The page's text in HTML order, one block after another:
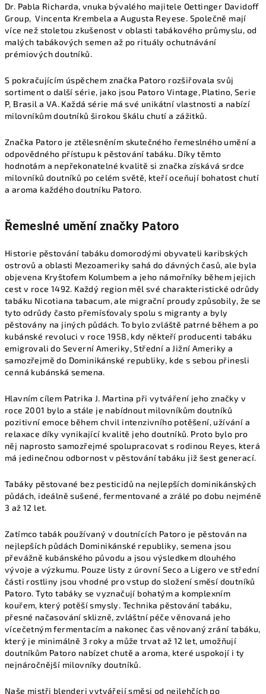
Dr. Pabla Richarda, vnuka bývalého majitele Oettinger Davidoff
Group, Vincenta Krembela a Augusta Reyese. Společně mají
více než stoletou zkušenost v oblasti tabákového průmyslu, od
malých tabákových semen až po rituály ochutnávání
prémiových doutníků.
S pokračujícím úspěchem značka Patoro rozšiřovala svůj
sortiment o další série, jako jsou Patoro Vintage, Platino, Serie
P, Brasil a VA. Každá série má své unikátní vlastnosti a nabízí
milovníkům doutníků širokou škálu chutí a zážitků.
Značka Patoro je ztělesněním skutečného řemeslného umění a
odpovědného přístupu k pěstování tabáku. Díky těmto
hodnotám a nepřekonatelné kvalitě si značka získává srdce
milovníků doutníků po celém světě, kteří oceňují bohatost chutí
a aroma každého doutníku Patoro.
Řemeslné umění značky Patoro
Historie pěstování tabáku domorodými obyvateli karibských
ostrovů a oblasti Mezoameriky sahá do dávných časů, ale byla
objevena Kryštofem Kolumbem a jeho námořníky během jejich
cest v roce 1492. Každý region měl své charakteristické odrůdy
tabáku Nicotiana tabacum, ale migrační proudy způsobily, že se
tyto odrůdy často přemísťovaly spolu s migranty a byly
pěstovány na jiných půdách. To bylo zvláště patrné během a po
kubánské revoluci v roce 1958, kdy někteří producenti tabáku
emigrovali do Severní Ameriky, Střední a Jižní Ameriky a
samozřejmě do Dominikánské republiky, kde s sebou přinesli
cenná kubánská semena.
Hlavním cílem Patrika J. Martina při vytváření jeho značky v
roce 2001 bylo a stále je nabídnout milovníkům doutníků
pozitivní emoce během chvil intenzivního potěšení, užívání a
relaxace díky vynikající kvalitě jeho doutníků. Proto bylo pro
něj naprosto samozřejmé spolupracovat s rodinou Reyes, která
má jedinečnou odbornost v pěstování tabáku již šest generací.
Tabáky pěstované bez pesticidů na nejlepších dominikánských
půdách, ideálně sušené, fermentované a zrálé po dobu nejméně
3 až 12 let.
Zatímco tabák používaný v doutnících Patoro je pěstován na
nejlepších půdách Dominikánské republiky, semena jsou
převážně kubánského původu a jsou výsledkem dlouhého
vývoje a výzkumu. Pouze listy z úrovní Seco a Ligero ve střední
části rostliny jsou vhodné pro vstup do složení směsí doutníků
Patoro. Tyto tabáky se vyznačují bohatým a komplexním
kouřem, který potěší smysly. Technika pěstování tabáku,
přesné načasování sklizně, zvláštní péče věnovaná jeho
vícečetným fermentacím a nakonec čas věnovaný zrání tabáku,
který je minimálně 3 roky a může trvat až 12 let, umožňují
doutníkům Patoro nabízet chutě a aroma, které uspokojí i ty
nejnáročnější milovníky doutníků.
Naše mistři blenderi vytvářejí směsi od nejlehčích po